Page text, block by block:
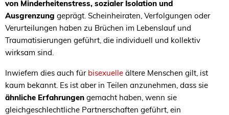
von Minderheitenstress, sozialer Isolation und
Ausgrenzung geprägt. Scheinheiraten, Verfolgungen oder
Verurteilungen haben zu Brüchen im Lebenslauf und
Traumatisierungen geführt, die individuell und kollektiv
wirksam sind.
Inwiefern dies auch für bisexuelle ältere Menschen gilt, ist
kaum bekannt. Es ist aber in Teilen anzunehmen, dass sie
ähnliche Erfahrungen gemacht haben, wenn sie
gleichgeschlechtliche Partnerschaften geführt, ein